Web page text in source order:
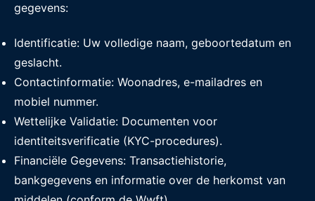
gegevens:
Identificatie: Uw volledige naam, geboortedatum en
geslacht.
Contactinformatie: Woonadres, e-mailadres en
mobiel nummer.
Wettelijke Validatie: Documenten voor
identiteitsverificatie (KYC-procedures).
Financiële Gegevens: Transactiehistorie,
bankgegevens en informatie over de herkomst van